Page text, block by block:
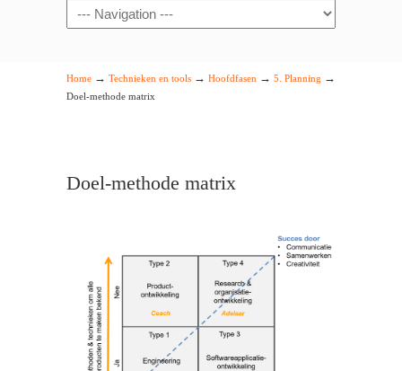
Navigation
Home → Technieken en tools → Hoofdfasen → 5. Planning →
Doel-methode matrix
Doel-methode matrix